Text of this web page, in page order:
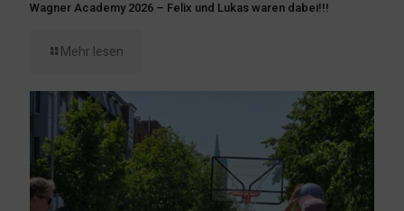
Wagner Academy 2026 – Felix und Lukas waren dabei!!!
Mehr lesen